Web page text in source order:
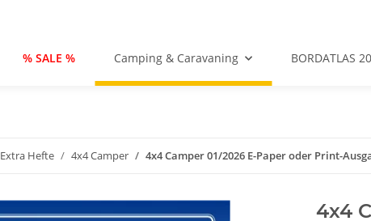
% SALE % Camping & Caravaning BORDATLAS
Extra Hefte 4x4 Camper 4x4 Camper 01/2026 E-Paper oder Print-
4x4